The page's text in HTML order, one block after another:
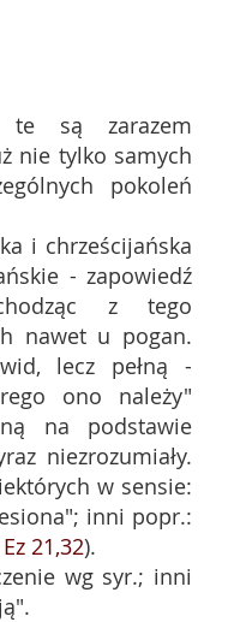
te są zarazem
nie tylko samych
pokoleń
i chrześcijańska
- zapowiedź
z tego
nawet u pogan.
lecz pełną -
ono należy"
na podstawie
niezrozumiały.
w sensie:
inni popr.:
Ez 21,32).
wg syr.; inni